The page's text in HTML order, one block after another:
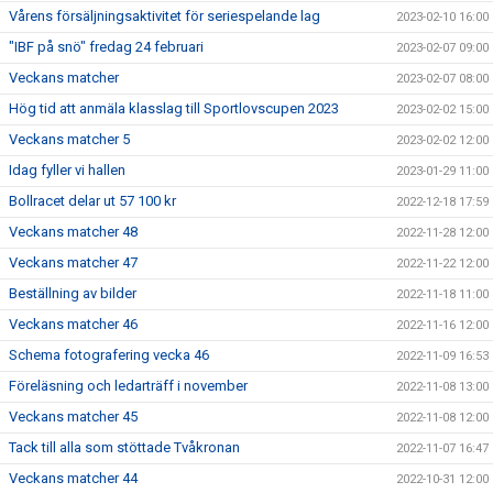
Vårens försäljningsaktivitet för seriespelande lag 2023-02-10 16:00
"IBF på snö" fredag 24 februari 2023-02-07 09:00
Veckans matcher 2023-02-07 08:00
Hög tid att anmäla klasslag till Sportlovscupen 2023 2023-02-02 15:00
Veckans matcher 5 2023-02-02 12:00
Idag fyller vi hallen 2023-01-29 11:00
Bollracet delar ut 57 100 kr 2022-12-18 17:59
Veckans matcher 48 2022-11-28 12:00
Veckans matcher 47 2022-11-22 12:00
Beställning av bilder 2022-11-18 11:00
Veckans matcher 46 2022-11-16 12:00
Schema fotografering vecka 46 2022-11-09 16:53
Föreläsning och ledarträff i november 2022-11-08 13:00
Veckans matcher 45 2022-11-08 12:00
Tack till alla som stöttade Tvåkronan 2022-11-07 16:47
Veckans matcher 44 2022-10-31 12:00